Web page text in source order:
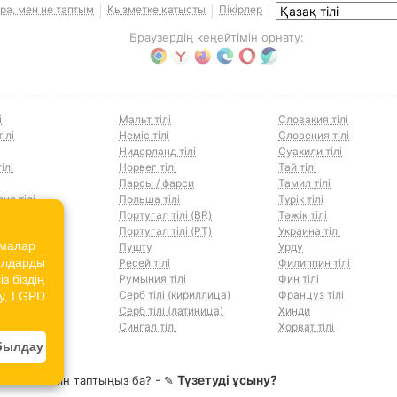
мен не таптым Қызметке қатысты Пікірлер
Браузердің кеңейтімін орнату:
тілі
Мальт тілі
Неміс тілі
Нидерланд тілі
Норвег тілі
Парсы / фарси
Польша тілі
Португал тілі (BR)
Португал тілі (PT)
Пушту
Ресей тілі
Румыния тілі
Серб тілі (кириллица)
Серб тілі (латиница)
Сингал тілі
Словакия тілі
Словения тілі
Суахили тілі
Тай тілі
Тамил тілі
Түрік тілі
Тәжік тілі
Украина тілі
Урду
Филиппин тілі
Фин тілі
Француз тілі
Хинди
Хорват тілі
біздің
LGPD
мәселесін таптыңыз ба? - ✎ Түзетуді ұсыну?